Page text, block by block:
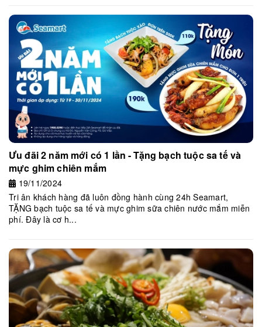
Ưu đãi 2 năm mới có 1 lần - Tặng bạch tuộc sa tế và
mực ghim chiên mắm
19/11/2024
Tri ân khách hàng đã luôn đồng hành cùng 24h Seamart,
TẶNG bạch tuộc sa tế và mực ghim sữa chiên nước mắm miễn
phí. Đây là cơ h...